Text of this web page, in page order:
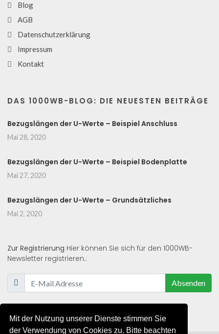
Mit der Nutzung unserer Dienste stimmen Sie
der Verwendung von Cookies zu. Bitte beachten
Blog
AGB
Datenschutzerklärung
Impressum
Kontakt
DAS 1000WB-BLOG: DIE NEUESTEN BEITRÄGE
Bezugslängen der U-Werte – Beispiel Anschluss
Mai 28, 2020
Bezugslängen der U-Werte – Beispiel Bodenplatte
Mai 27, 2020
Bezugslängen der U-Werte – Grundsätzliches
Mai 2, 2020
Zur Registrierung Hier können Sie sich für den 1000WB-
Newsletter registrieren.:
Absenden